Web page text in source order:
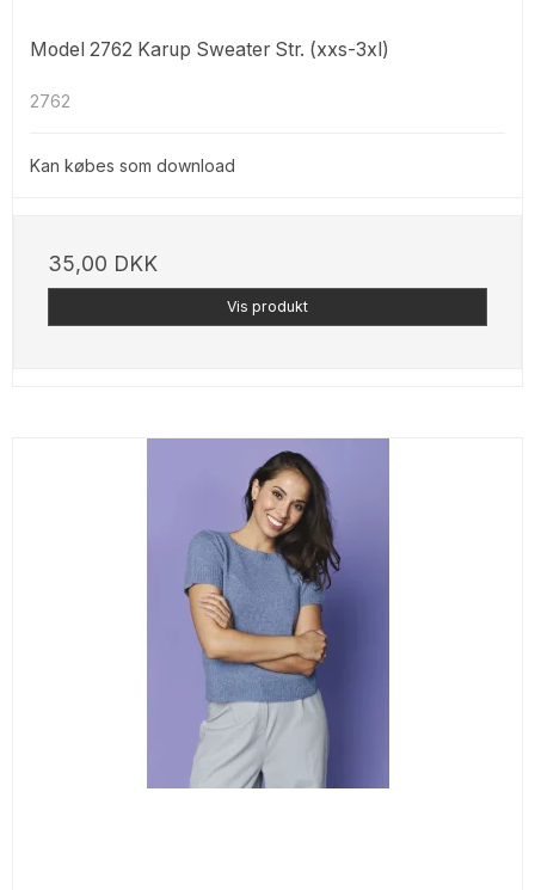
Model 2762 Karup Sweater Str. (xxs-3xl)
2762
Kan købes som download
35,00 DKK
Vis produkt